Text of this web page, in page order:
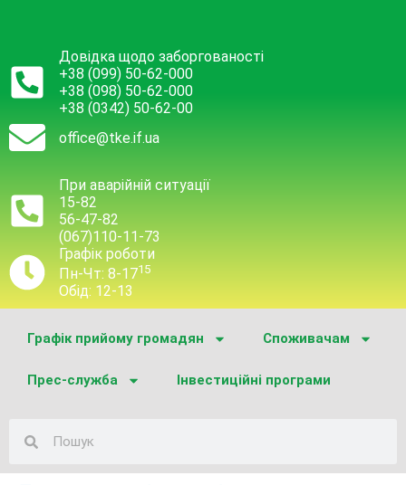
Довідка щодо заборгованості
+38 (099) 50-62-000
+38 (098) 50-62-000
+38 (0342) 50-62-00
office@tke.if.ua
При аварійній ситуації
15-82
56-47-82
(067)110-11-73
Графік роботи
Пн-Чт: 8-1715
Обід: 12-13
Графік прийому громадян Споживачам
Прес-служба Інвестиційні програми